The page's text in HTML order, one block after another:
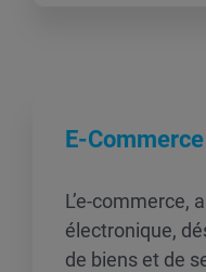
E-Commerce
L’e-commerce,
électronique,
de biens et de